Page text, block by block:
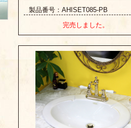
製品番号：AHISET085-PB
完売しました。